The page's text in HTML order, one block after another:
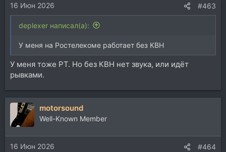
16 Июн 2026 #463
deplexer написал(а):
У меня на Ростелекоме работает без КВН
У меня тоже РТ. Но без КВН нет звука, или идёт
рывками.
motorsound
Well-Known Member
16 Июн 2026 #464